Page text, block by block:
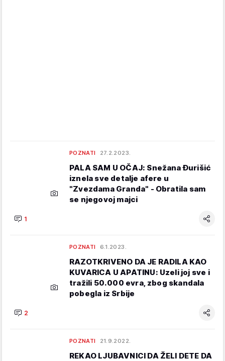
POZNATI 27.2.2023.
PALA SAM U OČAJ: Snežana Đurišić
iznela sve detalje afere u
"Zvezdama Granda" - Obratila sam
se njegovoj majci
1
POZNATI 6.1.2023.
RAZOTKRIVENO DA JE RADILA KAO
KUVARICA U APATINU: Uzeli joj sve i
tražili 50.000 evra, zbog skandala
pobegla iz Srbije
2
POZNATI 21.9.2022.
REKAO LJUBAVNICI DA ŽELI DETE DA